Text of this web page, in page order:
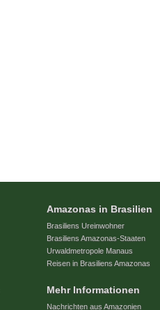
Amazonas in Brasilien
Brasiliens Ureinwohner
Brasiliens Amazonas-Staaten
Urwaldmetropole Manaus
Reisen in Brasiliens Amazonas
Mehr Informationen
Nachrichten aus Amazonien